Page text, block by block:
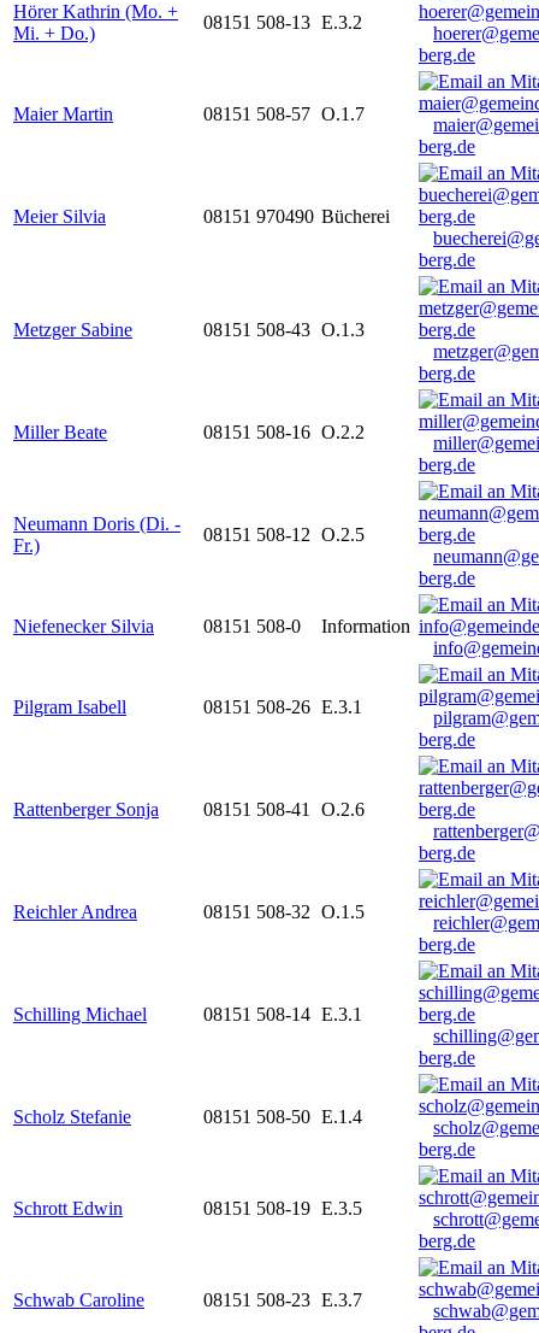
Hörer Kathrin (Mo. +
Mi. + Do.)
08151 508-13 E.3.2
berg.de
Maier Martin 08151 508-57 O.1.7
berg.de
Meier Silvia 08151 970490 Bücherei
berg.de
Metzger Sabine 08151 508-43 O.1.3
berg.de
Miller Beate 08151 508-16 O.2.2
berg.de
Neumann Doris (Di. -
Fr.)
08151 508-12 O.2.5
berg.de
Niefenecker Silvia 08151 508-0
Information
Pilgram Isabell 08151 508-26 E.3.1
berg.de
Rattenberger Sonja 08151 508-41
O.2.6
berg.de
Reichler Andrea 08151 508-32 O.1.5
berg.de
Schilling Michael 08151 508-14 E.3.1
berg.de
Scholz Stefanie 08151 508-50 E.1.4
berg.de
Schrott Edwin 08151 508-19 E.3.5
berg.de
Schwab Caroline 08151 508-23 E.3.7